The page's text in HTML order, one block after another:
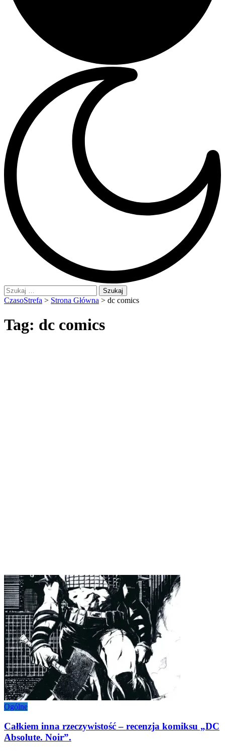
Szukaj:
CzasoStrefa > Strona Główna > dc comics
Tag: dc comics
Ogólne
Całkiem inna rzeczywistość – recenzja komiksu „DC
Absolute. Noir”.